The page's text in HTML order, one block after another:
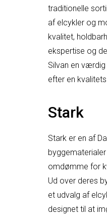
traditionelle
af elcykler og
kvalitet,
ekspertise og
Silvan en
efter en
Stark
Stark er en af
omdømme for
Ud over deres
et udvalg af
designet til at